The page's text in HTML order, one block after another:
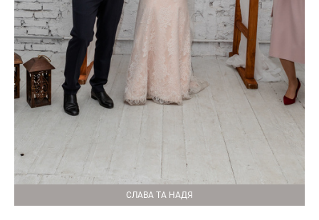
СЛАВА ТА НАДЯ